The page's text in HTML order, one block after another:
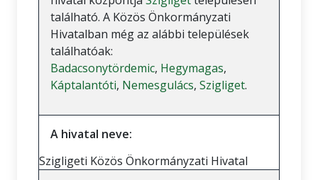
található. A Közös Önkormányzati
Hivatalban még az alábbi települések
találhatóak:
Badacsonytördemic, Hegymagas,
Káptalantóti, Nemesgulács, Szigliget.
A hivatal neve:
Szigligeti Közös Önkormányzati Hivatal